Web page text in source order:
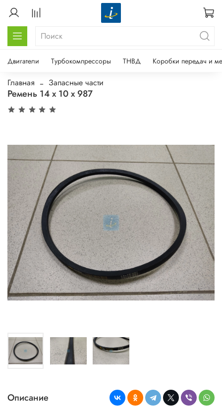
Двигатели Турбокомпрессоры ТНВД Коробки передач и
Главная Запасные части
Ремень 14 х 10 х 987
Описание